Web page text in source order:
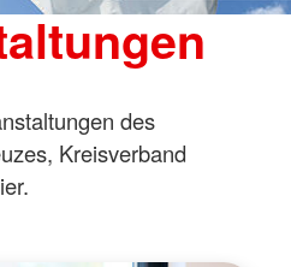
des
Kreisverband